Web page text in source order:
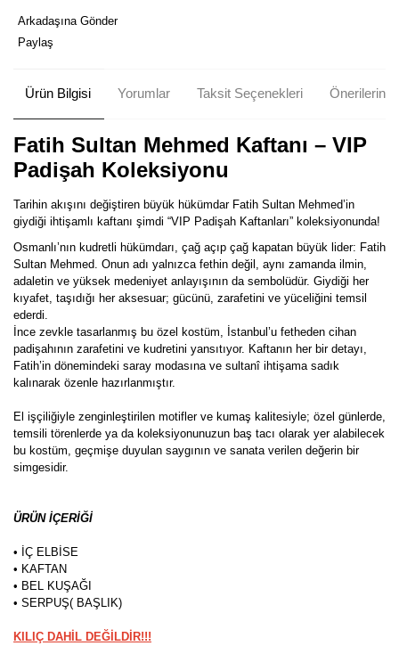
Arkadaşına Gönder
Paylaş
Ürün Bilgisi Yorumlar Taksit Seçenekleri Önerileriniz
Fatih Sultan Mehmed Kaftanı – VIP
Padişah Koleksiyonu
Tarihin akışını değiştiren büyük hükümdar Fatih Sultan Mehmed’in
giydiği ihtişamlı kaftanı şimdi “VIP Padişah Kaftanları” koleksiyonunda!
Osmanlı’nın kudretli hükümdarı, çağ açıp çağ kapatan büyük lider: Fatih
Sultan Mehmed. Onun adı yalnızca fethin değil, aynı zamanda ilmin,
adaletin ve yüksek medeniyet anlayışının da sembolüdür. Giydiği her
kıyafet, taşıdığı her aksesuar; gücünü, zarafetini ve yüceliğini temsil
ederdi.
İnce zevkle tasarlanmış bu özel kostüm, İstanbul’u fetheden cihan
padişahının zarafetini ve kudretini yansıtıyor. Kaftanın her bir detayı,
Fatih’in dönemindeki saray modasına ve sultanî ihtişama sadık
kalınarak özenle hazırlanmıştır.
El işçiliğiyle zenginleştirilen motifler ve kumaş kalitesiyle; özel günlerde,
temsili törenlerde ya da koleksiyonunuzun baş tacı olarak yer alabilecek
bu kostüm, geçmişe duyulan saygının ve sanata verilen değerin bir
simgesidir.
ÜRÜN İÇERİĞİ
• İÇ ELBİSE
• KAFTAN
• BEL KUŞAĞI
• SERPUŞ( BAŞLIK)
KILIÇ DAHİL DEĞİLDİR!!!